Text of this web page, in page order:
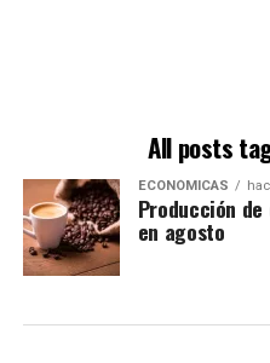
All posts
ECONÓMICAS
Producción
en agosto